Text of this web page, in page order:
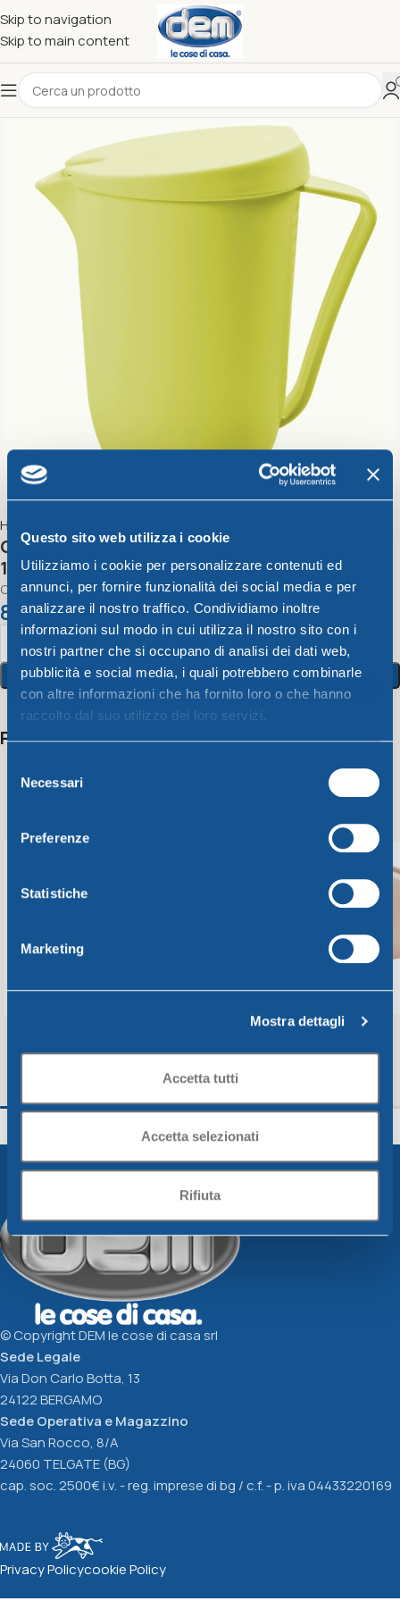
Questo sito web utilizza i cookie
Utilizziamo i cookie per personalizzare contenuti ed
annunci, per fornire funzionalità dei social media e per
analizzare il nostro traffico. Condividiamo inoltre
informazioni sul modo in cui utilizza il nostro sito con i
nostri partner che si occupano di analisi dei dati web,
pubblicità e social media, i quali potrebbero combinarle
con altre informazioni che ha fornito loro o che hanno
raccolto dal suo utilizzo dei loro servizi.
delNecessari
Preferenze
Statistiche
Marketing
Mostra dettagli
Accetta tutti
Accetta selezionati
Rifiuta
Skip to navigation
Skip to main content
Home
Caraffa Graduata c/coperchio verde lime Lt.
1,5
Caraffa Graduata C/ Coperchio
8,21€
Aggiungi Al Carrello
Potrebbero interessarti anche
Colapasta diam. Cm30 verde lime
Aggiungi Al Carrello
Imbuto diam.
Aggiungi Al Carrello
© Copyright DEM le cose di casa srl
Sede Legale
Via Don Carlo Botta, 13
24122 BERGAMO
Sede Operativa e Magazzino
Via San Rocco, 8/A
24060 TELGATE (BG)
cap. soc. 2500€ i.v. - reg. imprese di bg / c.f. - p. iva 04433220169
Privacy Policycookie Policy